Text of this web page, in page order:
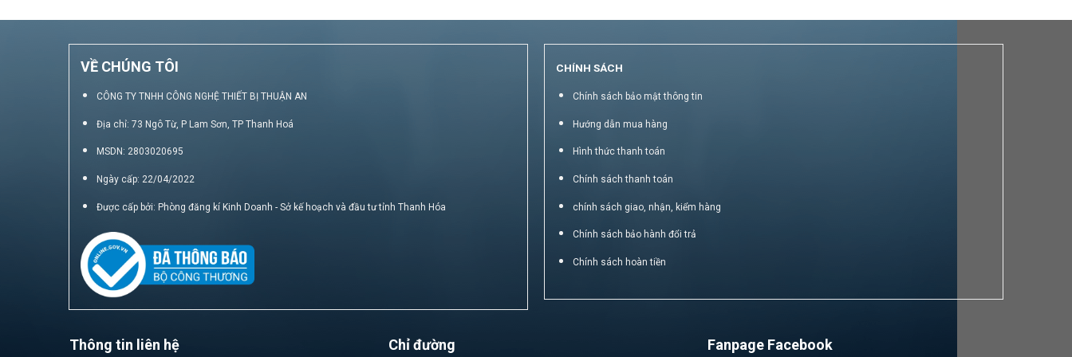
VỀ CHÚNG TÔI
CÔNG TY TNHH CÔNG NGHỆ THIẾT BỊ THUẬN AN
Địa chỉ: 73 Ngô Từ, P Lam Sơn, TP Thanh Hoá
MSDN: 2803020695
Ngày cấp: 22/04/2022
Được cấp bởi: Phòng đăng kí Kinh Doanh - Sở kế hoạch và đầu tư tỉnh Thanh Hóa
CHÍNH SÁCH
Chính sách bảo mật thông tin
Hướng dẫn mua hàng
Hình thức thanh toán
Chính sách thanh toán
chính sách giao, nhận, kiểm hàng
Chính sách bảo hành đổi trả
Chính sách hoàn tiền
Thông tin liên hệ Chỉ đường Fanpage Facebook